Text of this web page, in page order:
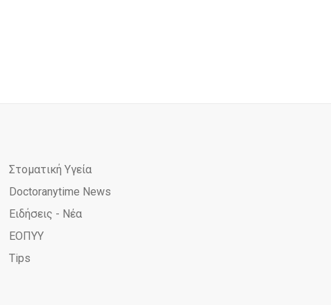
Στοματική Υγεία
Doctoranytime News
Ειδήσεις - Νέα
ΕΟΠΥΥ
Tips